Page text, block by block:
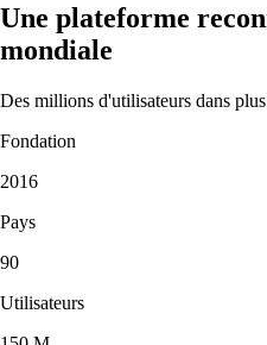
Une plateforme
mondiale
Des millions d'utilisateurs dans
Fondation
2016
Pays
90
Utilisateurs